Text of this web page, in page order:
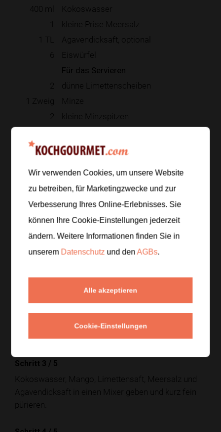
400 ml
Kokoswasser
1
kleine Prise Meersalz
1 TL
Agavendicksaft, optional
6
Eiswürfel
Für das Servieren
2
dünne Limettenscheiben
1 Zweig
Minze
2
kleine Minzspitzen
Zur Einkaufsliste hinzufügen
Zubereitung
Die Mango schälen, das Fruchtfleisch vom Kern
lösen und in kleine Würfel schneiden. Einige Stücke
Die Limette heiß waschen, halbieren und den Saft
einer Hälfte auspressen. Die zweite Hälfte in dünne
Scheiben schneiden.
Schritt 3 / 5
Kokoswasser, Mango, Limettensaft, Meersalz und
Agavendicksaft in einen Mixer geben und kurz fein
pürieren.
Wir verwenden Cookies, um unsere Website
zu betreiben, für Marketingzwecke und zur
Verbesserung Ihres Online-Erlebnisses. Sie
können Ihre Cookie-Einstellungen jederzeit
ändern. Weitere Informationen finden Sie in
unserem Datenschutz und denAGBs.
Alle akzeptieren
Cookie-Einstellungen